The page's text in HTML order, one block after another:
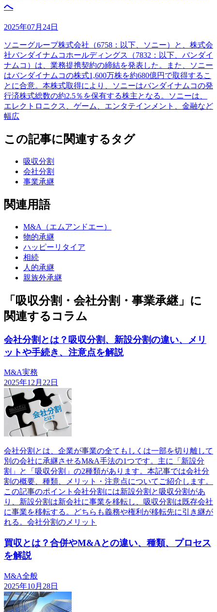
へ
2025年07月24日
ソニーグループ株式会社（6758：以下、ソニー）と、株式会
社バンダイナムコホールディングス（7832：以下、バンダイ
ナムコ）は、業務提携契約の締結を発表した。また、ソニー
はバンダイナムコの株式1,600万株を約680億円で取得するこ
とに合意。本株式取得により、ソニーはバンダイナムコの発
行済株式総数の約2.5％を保有する株主となる。ソニーは、
エレクトロニクス、ゲーム、エンタテインメント、金融など
幅広
この記事に関連するタグ
吸収分割
会社分割
事業承継
関連用語
M&A（エムアンドエー）
物的承継
ハッピーリタイア
相続
人的承継
親族外承継
「吸収分割・会社分割・事業承継」に
関連するコラム
会社分割とは？吸収分割、新設分割の違い、メリ
ットや手続き、注意点を解説
M&A実務
2025年12月22日
会社分割とは、企業が事業の全てもしくは一部を切り離して
別の会社に承継させるM&A手法の1つです。主に「新設分
割」と「吸収分割」の2種類があります。本記事では会社分
割の概要、種類、メリット・注意点についてご紹介します。
この記事のポイント会社分割には新設分割と吸収分割があ
り、新設分割は新会社に事業を移転し、吸収分割は既存会社
に事業を移転する。どちらも義務や権利が移転先に引き継が
れる。会社分割のメリット
買収とは？合併やM&Aとの違い、種類、プロセス
を解説
M&A全般
2025年10月28日